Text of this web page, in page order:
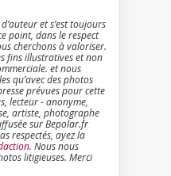
et s’est toujours
point, dans le respect
cherchons à valoriser.
fins illustratives et non
et nous
qu’avec des photos
prévues pour cette
lecteur - anonyme,
artiste, photographe
sur Bepolar.fr
respectés, ayez la
. Nous nous
litigieuses. Merci